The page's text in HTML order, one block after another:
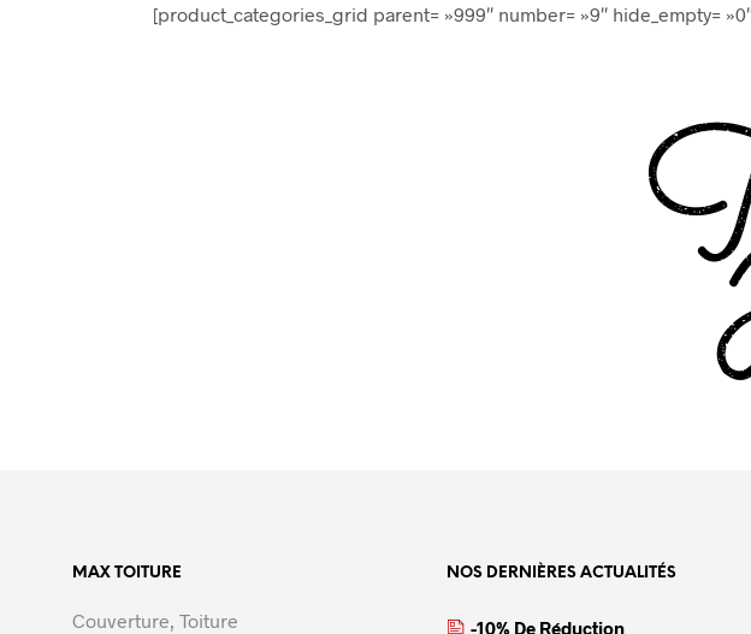
[product_categories_grid parent= »999″ number= »9″ hide_empty=
MAX TOITURE
Couverture, Toiture
NOS DERNIÈRES ACTUALITÉS
-10% De Réduction